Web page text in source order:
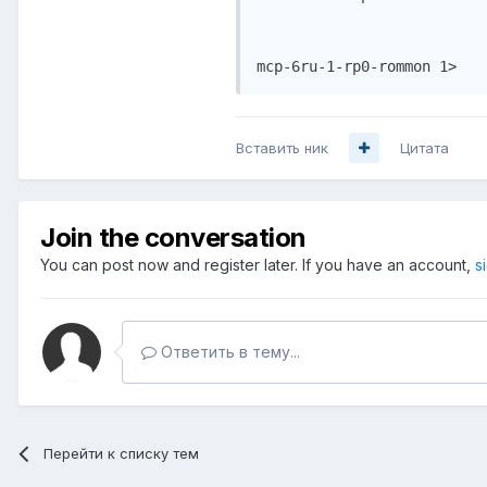
mcp-6ru-1-rp0-rommon 1>
Вставить ник Цитата
Join the conversation
You can post now and register later. If you have an account,
Ответить в тему...
Перейти к списку тем